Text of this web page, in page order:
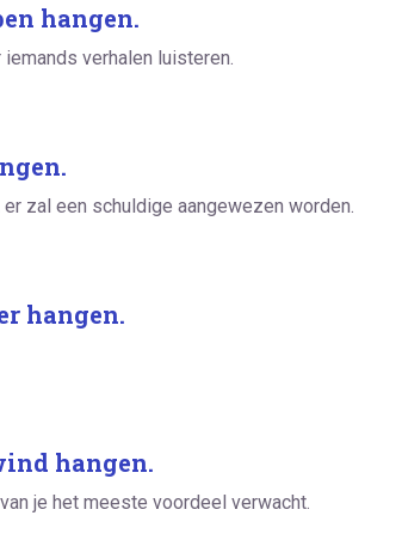
hangen.
verhalen luisteren.
zal een schuldige aangewezen worden.
hangen.
hangen.
je het meeste voordeel verwacht.